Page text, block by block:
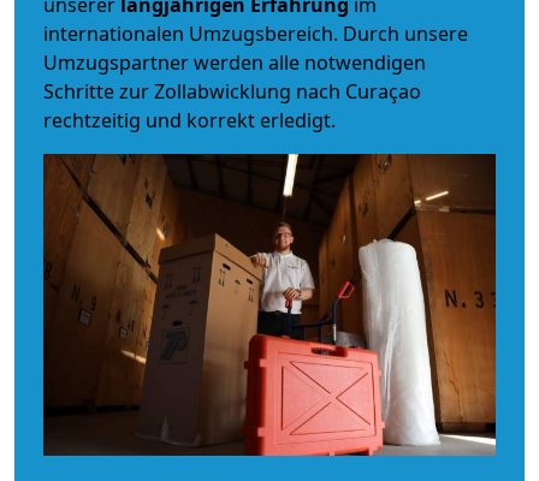
internationalen Umzugsbereich. Durch unsere
Umzugspartner werden alle notwendigen
Schritte zur Zollabwicklung nach Curaçao
rechtzeitig und korrekt erledigt.